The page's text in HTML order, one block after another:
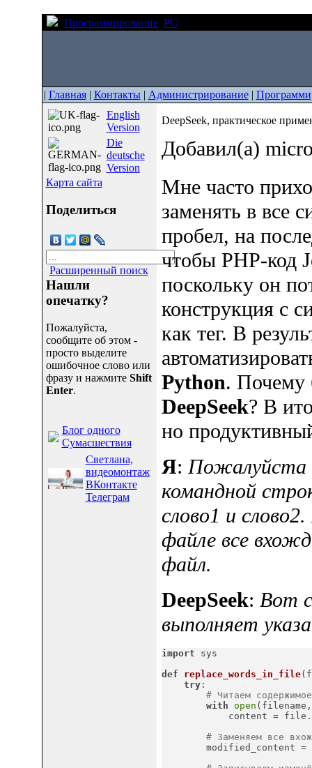
Программирование PC
| Главная| Контакты| Администрирование|
English
Version
Die
deutsche
Version
Карта сайта
Поделиться
Расширенный поиск
Нашли
опечатку?
Пожалуйста,
сообщите об этом -
просто выделите
ошибочное слово или
фразу и нажмите Shift
Enter.
Блог одного
Сумасшествия
Светлана,
видеомонтаж
ВКонтакте
Телеграм
DeepSeek, практическое
Добавил(а)
Мне часто
заменять в все
пробел, на
чтобы PHP-код
поскольку он
конструкция с
как тег. В
Python. Почему
DeepSeek? В
но
Я:Пожалуйста
командной
слово1 и
файле все
файл.
DeepSeek: Вот
выполняет
import sys
def
replace_words_in_file(
try:
# Читаем
with
open
content =
# Заменяем все
modified_content =